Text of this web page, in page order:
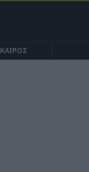
ΚΑΙΡΟΣ